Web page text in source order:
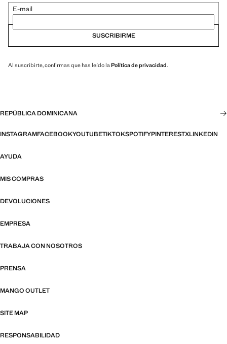
E-mail
SUSCRIBIRME
Al suscribirte, confirmas que has leído la Política de privacidad.
REPÚBLICA DOMINICANA
INSTAGRAMFACEBOOKYOUTUBETIKTOKSPOTIFYPINTERESTXLINKEDIN
AYUDA
MIS COMPRAS
DEVOLUCIONES
EMPRESA
TRABAJA CON NOSOTROS
PRENSA
MANGO OUTLET
SITE MAP
RESPONSABILIDAD